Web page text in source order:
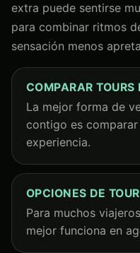
extra puede sentirse
para combinar ritmos
sensación menos
COMPARAR
La mejor forma de
contigo es
experiencia.
OPCIONES DE
Para muchos
mejor funciona en